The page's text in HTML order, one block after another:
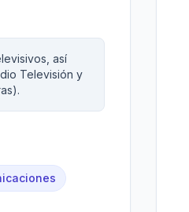
así
Televisión y